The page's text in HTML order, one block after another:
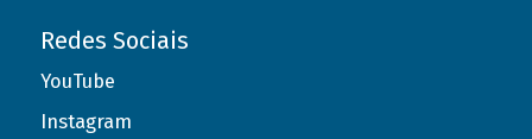
Redes Sociais
YouTube
Instagram